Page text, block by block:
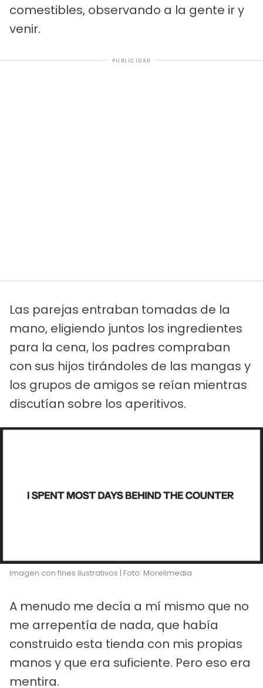
comestibles, observando a la gente ir y
venir.
PUBLICIDAD
Las parejas entraban tomadas de la
mano, eligiendo juntos los ingredientes
para la cena, los padres compraban
con sus hijos tirándoles de las mangas y
los grupos de amigos se reían mientras
discutían sobre los aperitivos.
Imagen con fines ilustrativos | Foto: Morelimedia
A menudo me decía a mí mismo que no
me arrepentía de nada, que había
construido esta tienda con mis propias
manos y que era suficiente. Pero eso era
mentira.